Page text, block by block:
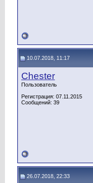
10.07.2018, 11:17
Chester
Пользователь
Регистрация: 07.11.2015
Сообщений: 39
26.07.2018, 22:33